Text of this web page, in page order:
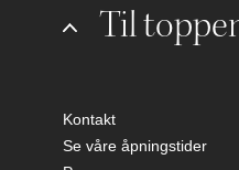
Til
Kontakt
Se våre åpningstider